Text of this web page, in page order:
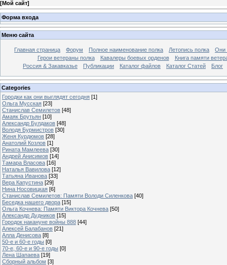
[Мой сайт]
Форма входа
Меню сайта
Главная страница Форум Полное наименование полка Летопись полка
Они
Герои ветераны полка
Кавалеры боевых орденов
Книга памяти
Россия & Закавказье
Публикации Каталог файлов Каталог Cтатей Блог
Categories
Городки как они выглядят сегодня [1]
Ольга Мусская [23]
Станислав Семилетов [48]
Амаяк Брутьян [10]
Александр Булдаков [48]
Володя Бурмистров [30]
Женя Курдюмов [28]
Анатолий Козлов [1]
Рината Мамлеева [30]
Андрей Анисимов [14]
Тамара Власова [16]
Наталья Вавилова [12]
Татьяна Иванова [33]
Вера Капустина [29]
Нина Носовицкая [6]
Станислав Семилетов: Памяти Володи Силенкова [40]
Беседка нашего двора [15]
Ольга Кочнева: Памяти Виктора Кочнева [50]
Александр Дудников [15]
Городок накануне войны 888 [44]
Алексей Балабанов [21]
Алла Денисова [8]
50-е и 60-е годы [0]
70-е, 60-е и 90-е годы [0]
Лена Шапаева [19]
Сборный альбом [3]